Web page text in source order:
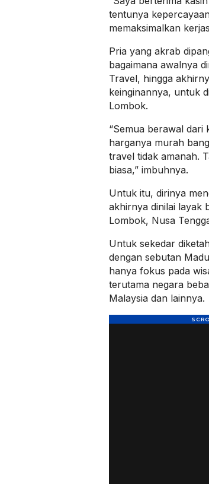
tentunya
memaksimalkan
Pria yang akrab
bagaimana awalnya
Travel, hingga
keinginannya, untuk
Lombok.
“Semua berawal dari
harganya murah
travel tidak amanah.
biasa,” imbuhnya.
Untuk itu, dirinya
akhirnya dinilai layak
Lombok, Nusa
Untuk sekedar
dengan sebutan
hanya fokus pada
terutama negara
Malaysia dan lainnya.